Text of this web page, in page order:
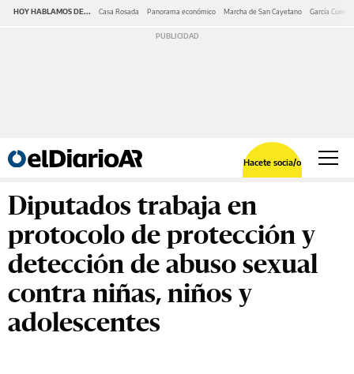
HOY HABLAMOS DE... Casa Rosada Panorama económico Marcha de San Cayetano García Cuerva
Hacete socia/o
Diputados trabaja en
protocolo de protección y
detección de abuso sexual
contra niñas, niños y
adolescentes